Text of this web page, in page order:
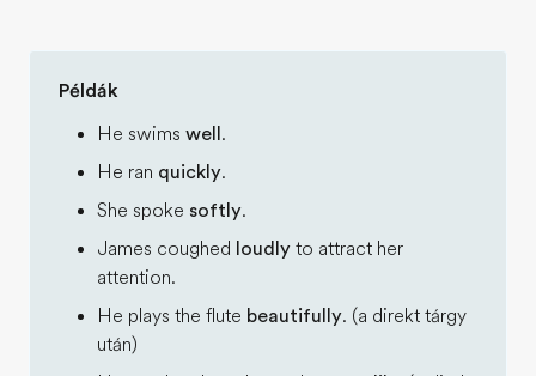
Példák
He swims well .
He ran quickly.
She spoke softly.
James coughed
loudly to attract her
attention.
He plays the flute beautifully. (a direkt tárgy
után)